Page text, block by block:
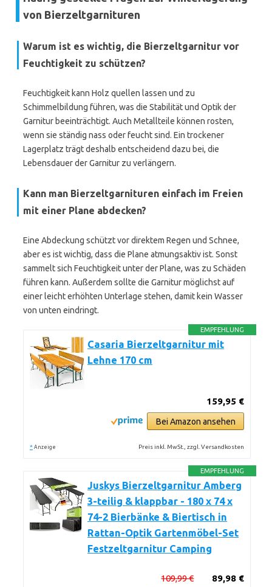
von Bierzeltgarnituren
Warum ist es wichtig, die Bierzeltgarnitur vor
Feuchtigkeit zu schützen?
Feuchtigkeit kann Holz quellen lassen und zu
Schimmelbildung führen, was die Stabilität und Optik der
Garnitur beeinträchtigt. Auch Metallteile können rosten,
wenn sie ständig nass oder feucht sind. Ein trockener
Lagerplatz trägt deshalb entscheidend dazu bei, die
Lebensdauer der Garnitur zu verlängern.
Kann man Bierzeltgarnituren einfach im Freien
mit einer Plane abdecken?
Eine Abdeckung schützt vor direktem Regen und Schnee,
aber es ist wichtig, dass die Plane atmungsaktiv ist. Sonst
sammelt sich Feuchtigkeit unter der Plane, was zu Schäden
führen kann. Außerdem sollte die Garnitur möglichst auf
einer leicht erhöhten Unterlage stehen, damit kein Wasser
von unten eindringt.
EMPFEHLUNG
Casaria Bierzeltgarnitur mit
Lehne 170 cm
159,95 €
Bei Amazon ansehen
* Anzeige Preis inkl. MwSt., zzgl. Versandkosten
EMPFEHLUNG
Juskys Bierzeltgarnitur Amberg
3-teilig & klappbar - 180 x 74 x
74-2 Bierbänke & Biertisch in
Rattan-Optik Gartenmöbel-Set
Festzeltgarnitur Camping
89,98 €
109,99 €